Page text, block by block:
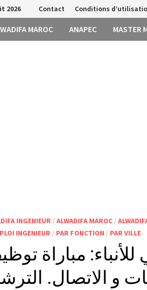
2026 Contact Conditions
MAROC ANAPEC MASTER
INGENIEUR /ALWADIFA MAROC /
INGENIEUR / PAR FONCTION / PAR VILLE
مباراة
و الاتصال.